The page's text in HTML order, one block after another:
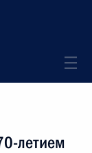
летием